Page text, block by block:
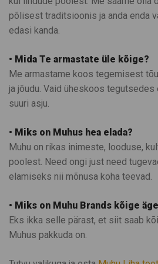
põlisest traditsioonis ja anda enda
edasi kanda.
• Mida Te armastate üle kõige?
Me armastame koos tegemisest
ja jõudu. Vaid üheskoos tegutsedes
suuri asju.
• Miks on Muhus hea elada?
Muhu on rikas inimeste, looduse,
poolest. Need ongi just need
elamiseks nii mõnusa koha teevad.
• Miks on Muhu Brands kõige
Eks ikka selle pärast, et siit saab
Muhus pakkuda on.